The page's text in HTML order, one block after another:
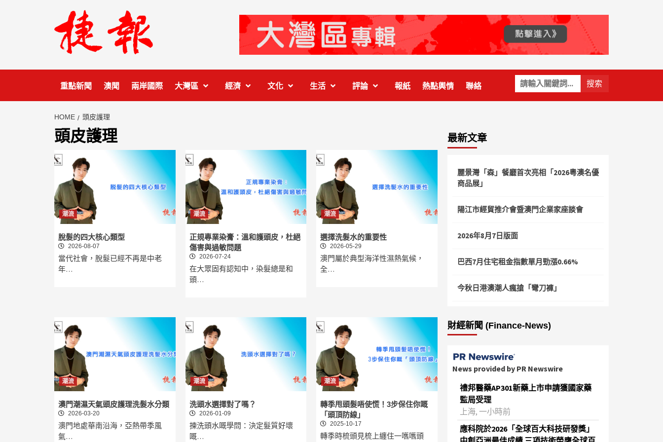
關
鍵
字:
重點新聞 澳聞 兩岸國際 大灣區 經濟 文化 生活 評論 報紙 熱點輿情 聯絡
HOME 頭皮護理
頭皮護理
潮流
脫髮的四大核心類型
2026-08-07
當代社會，脫髮已經不再是中老
年…
潮流
正規專業染膏：溫和護頭皮，杜絕
傷害與過敏問題
2026-07-24
在大眾固有認知中，染髮總是和
頭…
潮流
選擇洗髮水的重要性
2026-05-29
澳門屬於典型海洋性濕熱氣候，
全…
潮流
澳門潮濕天氣頭皮護理洗髮水分類
2026-03-20
澳門地處華南沿海，亞熱帶季風
氣…
潮流
洗頭水選擇對了嗎？
2026-01-09
揀洗頭水嘅學問：決定髮質好壞
嘅…
潮流
轉季甩頭髮唔使慌！3步保住你嘅
「頭頂防線」
2025-10-17
轉季時梳頭見梳上纏住一嚿嚿頭
最新文章
麗景灣「森」餐廳首次亮相「2026粵澳名優
商品展」
陽江市經貿推介會暨澳門企業家座談會
2026年8月7日版面
巴西7月住宅租金指數單月勁漲0.66%
今秋日港澳潮人瘋搶「彎刀褲」
財經新聞 (Finance-News)
News provided by PR Newswire
禮邦醫藥AP301新藥上市申請獲國家藥
監局受理
上海, 一小時前
應科院於2026「全球百大科技研發獎」